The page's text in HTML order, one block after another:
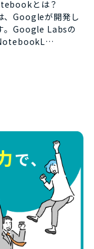
とは？
Googleが開発し
。Google Labsの